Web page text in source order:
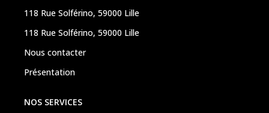
118 Rue Solférino, 59000 Lille
118 Rue Solférino, 59000 Lille
Nous contacter
Présentation
NOS SERVICES